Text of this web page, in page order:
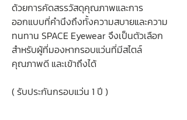
ด้วยการคัดสรรวัสดุคุณภาพและการ
ออกแบบที่คำนึงถึงทั้งความสบายและความ
ทนทาน SPACE Eyewear จึงเป็นตัวเลือก
สำหรับผู้ที่มองหากรอบแว่นที่มีสไตล์
คุณภาพดี และเข้าถึงได้
( รับประกันกรอบแว่น 1 ปี )